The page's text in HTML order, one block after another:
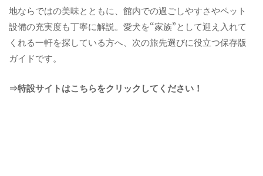
地ならではの美味とともに、館内での過ごしやすさやペット
設備の充実度も丁寧に解説。愛犬を“家族”として迎え入れて
くれる一軒を探している方へ、次の旅先選びに役立つ保存版
ガイドです。
⇒特設サイトはこちらをクリックしてください！